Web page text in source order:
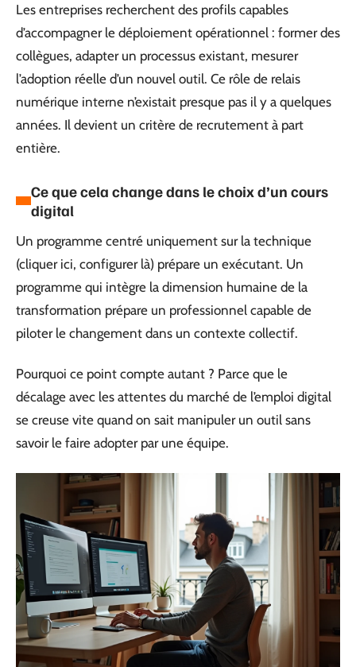
Les entreprises recherchent des profils capables
d’accompagner le déploiement opérationnel : former des
collègues, adapter un processus existant, mesurer
l’adoption réelle d’un nouvel outil. Ce rôle de relais
numérique interne n’existait presque pas il y a quelques
années. Il devient un critère de recrutement à part
entière.
Ce que cela change dans le choix d’un cours
digital
Un programme centré uniquement sur la technique
(cliquer ici, configurer là) prépare un exécutant. Un
programme qui intègre la dimension humaine de la
transformation prépare un professionnel capable de
piloter le changement dans un contexte collectif.
Pourquoi ce point compte autant ? Parce que le
décalage avec les attentes du marché de l’emploi digital
se creuse vite quand on sait manipuler un outil sans
savoir le faire adopter par une équipe.